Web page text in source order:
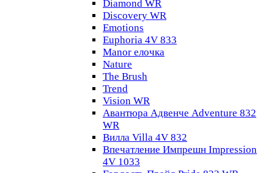
Diamond WR
Discovery WR
Emotions
Euphoria 4V 833
Manor елочка
Nature
The Brush
Trend
Vision WR
Авантюра Адвенче Adventure 832
WR
Вилла Villa 4V 832
Впечатление Импрешн Impression
4V 1033